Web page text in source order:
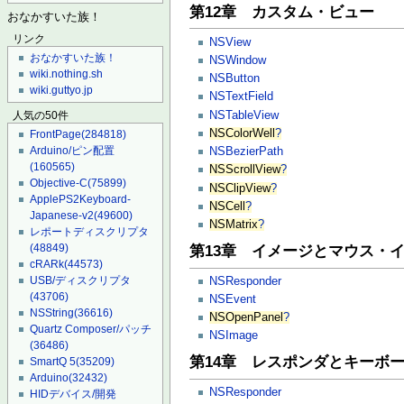
おなかすいた族！
リンク
おなかすいた族！
wiki.nothing.sh
wiki.guttyo.jp
人気の50件
FrontPage(284818)
Arduino/ピン配置
(160565)
Objective-C(75899)
ApplePS2Keyboard-
Japanese-v2(49600)
レポートディスクリプタ
(48849)
cRARk(44573)
USB/ディスクリプタ
(43706)
NSString(36616)
Quartz Composer/パッチ
(36486)
SmartQ 5(35209)
Arduino(32432)
HIDデバイス/開発
第12章 カスタム・ビュー
NSView
NSWindow
NSButton
NSTextField
NSTableView
NSColorWell?
NSBezierPath
NSScrollView?
NSClipView?
NSCell?
NSMatrix?
第13章 イメージとマウス・
NSResponder
NSEvent
NSOpenPanel?
NSImage
第14章 レスポンダとキーボ
NSResponder